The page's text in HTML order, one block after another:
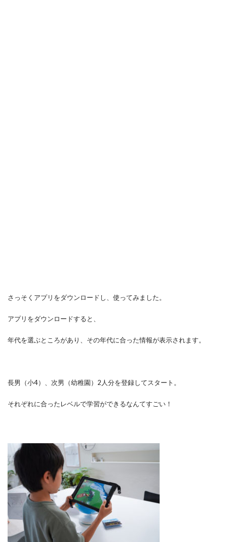
さっそくアプリをダウンロードし、使ってみました。
アプリをダウンロードすると、
年代を選ぶところがあり、その年代に合った情報が表示されます。
長男（小4）、次男（幼稚園）2人分を登録してスタート。
それぞれに合ったレベルで学習ができるなんてすごい！